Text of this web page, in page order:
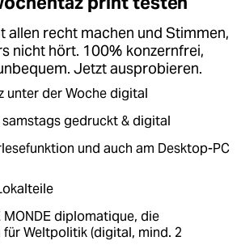
allen recht machen und Stimmen,
nicht hört. 100% konzernfrei,
Jetzt ausprobieren.
unter der Woche digital
samstags gedruckt & digital
und auch am Desktop-PC
MONDE diplomatique, die
Weltpolitik (digital, mind. 2